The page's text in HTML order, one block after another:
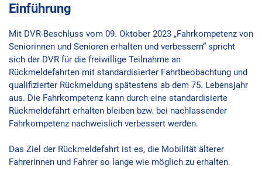
Einführung
Mit DVR-Beschluss vom 09. Oktober 2023 „Fahrkompetenz von
Seniorinnen und Senioren erhalten und verbessern“ spricht
sich der DVR für die freiwillige Teilnahme an
Rückmeldefahrten mit standardisierter Fahrtbeobachtung und
qualifizierter Rückmeldung spätestens ab dem 75. Lebensjahr
aus. Die Fahrkompetenz kann durch eine standardisierte
Rückmeldefahrt erhalten bleiben bzw. bei nachlassender
Fahrkompetenz nachweislich verbessert werden.
Das Ziel der Rückmeldefahrt ist es, die Mobilität älterer
Fahrerinnen und Fahrer so lange wie möglich zu erhalten.